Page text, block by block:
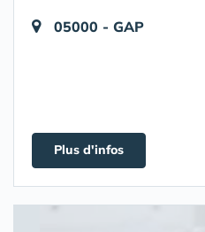
05000 - GAP
Plus d'infos